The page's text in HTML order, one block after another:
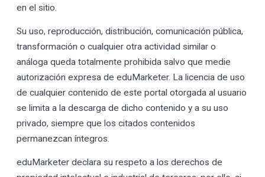
en el sitio.
Su uso, reproducción, distribución, comunicación pública,
transformación o cualquier otra actividad similar o
análoga queda totalmente prohibida salvo que medie
autorización expresa de eduMarketer. La licencia de uso
de cualquier contenido de este portal otorgada al usuario
se limita a la descarga de dicho contenido y a su uso
privado, siempre que los citados contenidos
permanezcan íntegros.
eduMarketer declara su respeto a los derechos de